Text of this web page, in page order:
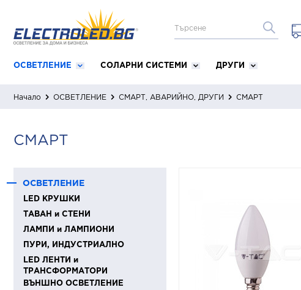
ОСВЕТЛЕНИЕ СОЛАРНИ СИСТЕМИ ДРУГИ
Начало ОСВЕТЛЕНИЕ СМАРТ, АВАРИЙНО, ДРУГИ СМАРТ
СМАРТ
ОСВЕТЛЕНИЕ
LED КРУШКИ
ТАВАН и СТЕНИ
ЛАМПИ и ЛАМПИОНИ
ПУРИ, ИНДУСТРИАЛНО
LED ЛЕНТИ и
ТРАНСФОРМАТОРИ
ВЪНШНО ОСВЕТЛЕНИЕ